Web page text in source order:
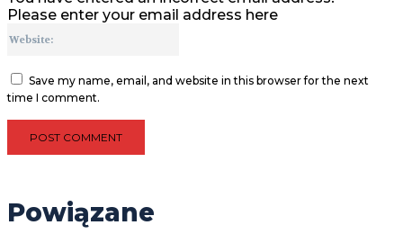
Please enter your email address here
Save my name, email, and website in this browser for the next
time I comment.
Powiązane